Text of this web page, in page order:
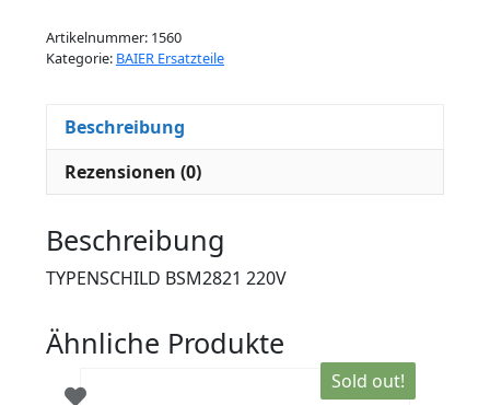
Artikelnummer: 1560
Kategorie: BAIER Ersatzteile
Beschreibung
Rezensionen (0)
Beschreibung
TYPENSCHILD BSM2821 220V
Ähnliche Produkte
Sold out!